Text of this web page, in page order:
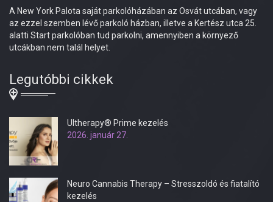
A New York Palota saját parkolóházában az Osvát utcában, vagy
az ezzel szemben lévő parkoló házban, illetve a Kertész utca 25.
alatti Start parkolóban tud parkolni, amennyiben a környező
utcákban nem talál helyet.
Legutóbbi cikkek
Ultherapy® Prime kezelés
2026. január 27.
Neuro Cannabis Therapy – Stresszoldó és fiatalító
kezelés